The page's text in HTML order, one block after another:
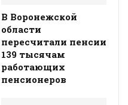
В Воронежской
области
пересчитали пенсии
139 тысячам
работающих
пенсионеров